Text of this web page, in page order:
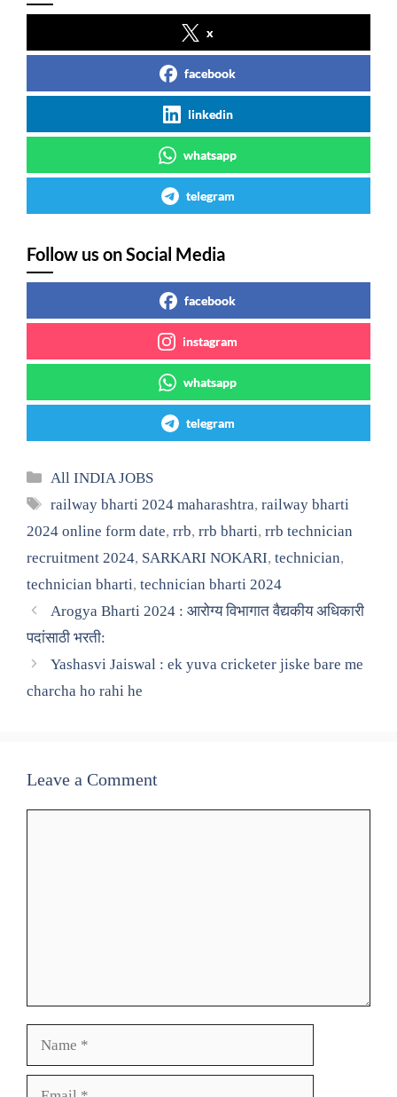
x
facebook
linkedin
whatsapp
telegram
Follow us on Social Media
facebook
instagram
whatsapp
telegram
Categories
All INDIA JOBS
Tags
railway bharti 2024 maharashtra,railway bharti
2024 online form date, rrb, rrb bharti, rrb technician
recruitment 2024, SARKARI NOKARI, technician,
technician bharti, technician bharti 2024
Arogya Bharti 2024 : आरोग्य विभागात वैद्यकीय अधिकारी
पदांसाठी भरती:
Yashasvi Jaiswal : ek yuva cricketer jiske bare me
charcha ho rahi he
Leave a Comment
Name
Email